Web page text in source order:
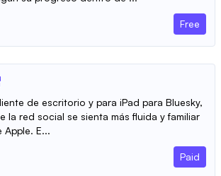
Free
de escritorio y para iPad para Bluesky,
la red social se sienta más fluida y familiar
E...
Paid